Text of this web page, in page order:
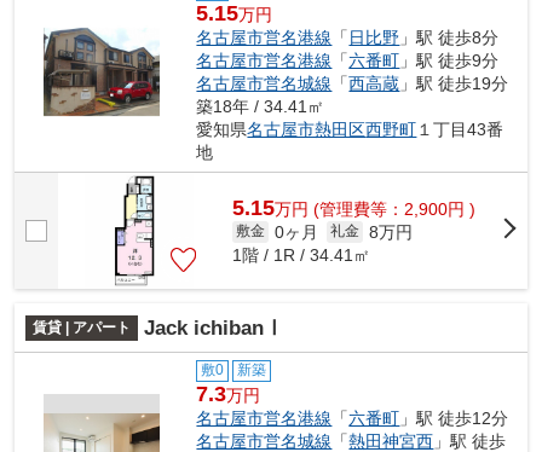
5.15万円
名古屋市営名港線 「 日比野 」駅 徒歩8分
名古屋市営名港線 「六番町 」駅 徒歩9分
名古屋市営名城線 「西高蔵 」駅 徒歩19分
築18年 / 34.41㎡
愛知県名古屋市熱田区西野町 １丁目43番
地
5.15万円 (管理費等：2,900円 )
敷金 0ヶ月 礼金 8万円
1階 / 1R / 34.41㎡
賃貸 | アパート Jack ichibanⅠ
敷0 新築
7.3万円
名古屋市営名港線 「六番町 」駅 徒歩12分
名古屋市営名城線 「熱田神宮西 」駅 徒歩